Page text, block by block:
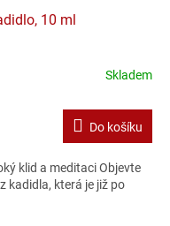
10 ml
Skladem
Do košíku
klid a meditaci Objevte
kadidla, která je již po